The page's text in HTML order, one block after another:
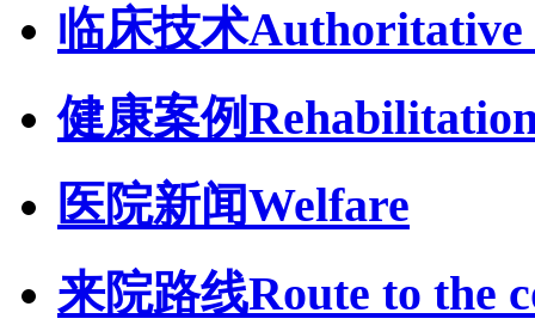
临床技术Authoritative
健康案例
医院新闻Welfare
来院路线Route to the